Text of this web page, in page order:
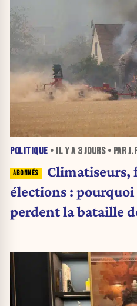
POLITIQUE • IL Y A 3 JOURS• PAR
Climatiseurs,
élections : pourquoi
perdent la bataille